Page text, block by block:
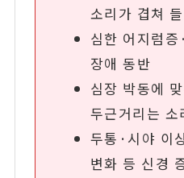
소리가 겹쳐
심한 어지럼
장애 동반
심장 박동에
두근거리는 소
두통·시야 이
변화 등 신경